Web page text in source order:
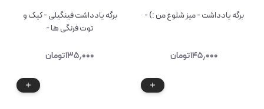
برگه یادداشت - میز شلوغ من :) -
۱۴۵٫۰۰۰تومان
برگه یادداشت فینگیلی - کیک و
توت فرنگی ها -
۱۳۵٫۰۰۰تومان